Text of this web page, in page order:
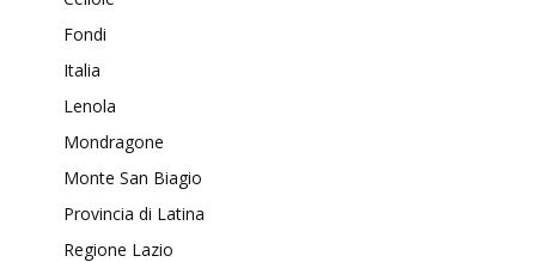
Fondi
Italia
Lenola
Mondragone
Monte San Biagio
Provincia di Latina
Regione Lazio